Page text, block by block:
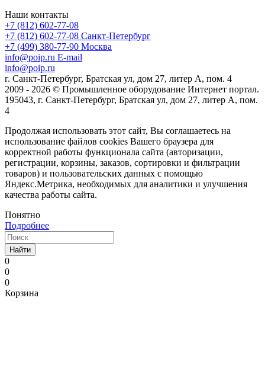
Наши контакты
+7 (812) 602-77-08
+7 (812) 602-77-08 Санкт-Петербург
+7 (499) 380-77-90 Москва
info@poip.ru E-mail
info@poip.ru
г. Санкт-Петербург, Братская ул, дом 27, литер А, пом. 4
2009 - 2026 © Промышленное оборудование Интернет портал.
195043, г. Санкт-Петербург, Братская ул, дом 27, литер А, пом.
4
Продолжая использовать этот сайт, Вы соглашаетесь на
использование файлов cookies Вашего браузера для
корректной работы функционала сайта (авторизации,
регистрации, корзины, заказов, сортировки и фильтрации
товаров) и пользовательских данных с помощью
Яндекс.Метрика, необходимых для аналитики и улучшения
качества работы сайта.
Понятно
Подробнее
Найти
0
0
0
Корзина